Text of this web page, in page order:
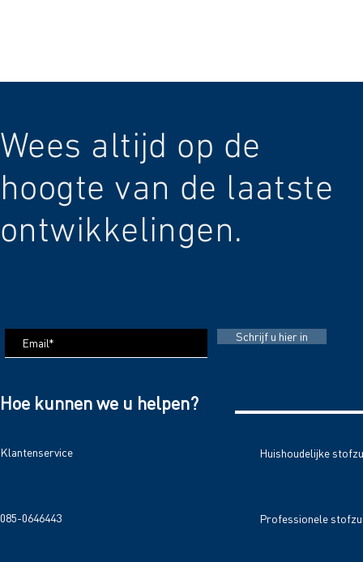
Wees altijd op de
hoogte van de laatste
ontwikkelingen.
Schrijf u hier in
Hoe kunnen we u helpen?
Klantenservice Huishoudelijke
085-0646443 Professionele